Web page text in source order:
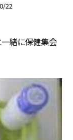
22
緒に保健集会